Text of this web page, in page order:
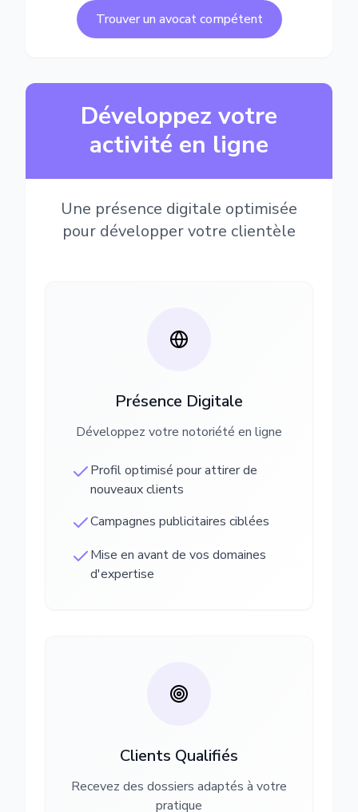
Trouver un avocat compétent
Développez votre
activité en ligne
Une présence digitale optimisée
pour développer votre clientèle
Présence Digitale
Développez votre notoriété en ligne
Profil optimisé pour attirer de
nouveaux clients
Campagnes publicitaires ciblées
Mise en avant de vos domaines
d'expertise
Clients Qualifiés
Recevez des dossiers adaptés à votre
pratique